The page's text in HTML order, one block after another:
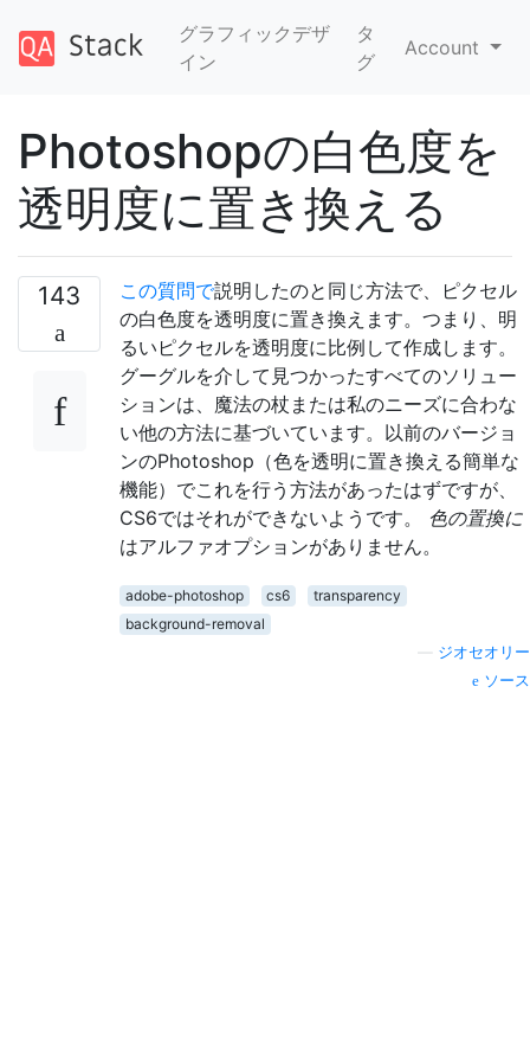
グラフィックデザ
イン
タ
グ
Account
Photoshopの白色度を
透明度に置き換える
143 この質問で説明したのと同じ方法で、ピクセル
の白色度を透明度に置き換えます。つまり、明
るいピクセルを透明度に比例して作成します。
グーグルを介して見つかったすべてのソリュー
ションは、魔法の杖または私のニーズに合わな
い他の方法に基づいています。以前のバージョ
ンのPhotoshop（色を透明に置き換える簡単な
機能）でこれを行う方法があったはずですが、
CS6ではそれができないようです。 色の置換に
はアルファオプションがありません。
adobe-photoshop cs6
transparency
background-removal
ジオセオリー
ソース